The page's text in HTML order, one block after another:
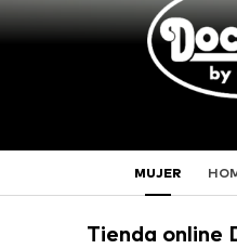
MUJER
Tienda online